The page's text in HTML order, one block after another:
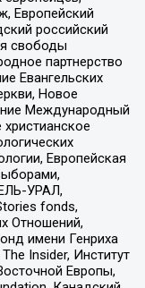
Европейский
российский
свободы
партнерство
Евангельских
Новое
Международный
Европейская
УРАЛ,
fonds,
Отношений,
имени Генриха
Insider, Институт
Европы,